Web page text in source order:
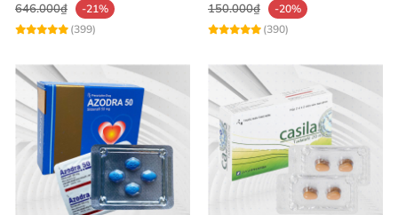
646.000₫
-21%
(399)
150.000₫
-20%
(390)